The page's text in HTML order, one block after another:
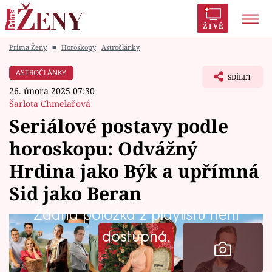
ŽIVĚ
Módní alarm
Témata
Celebrity
Vztahy
Seriály
Prima Ženy ■ Horoskopy Astročlánky
ASTROČLÁNKY
26. února 2025 07:30
Šarlota Chmelařová
SDÍLET
Seriálové postavy podle
horoskopu: Odvážný
Hrdina jako Býk a upřímná
Sid jako Beran
Žádná položka z playlistu není
dostupná.